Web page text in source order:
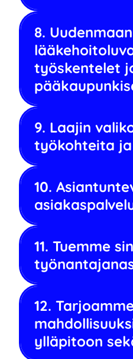
8. Uudenmaan
työskentelet
9. Laajin
työkohteita
10.
11. Tuemme
12.
ylläpitoon